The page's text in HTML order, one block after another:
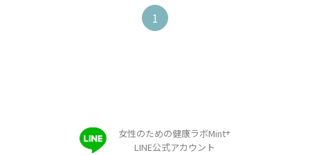
1
女性のための健康ラボMint+
LINE公式アカウント